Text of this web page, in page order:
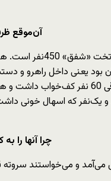
‌آن‌موقع
بود یعنی داخل راهرو و
می‌خوابیدند. هر اتاقی 60 نفر
‌چرا آنها را